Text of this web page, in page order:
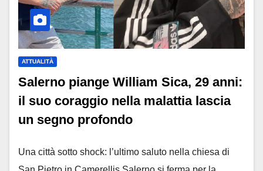
ATTUALITÀ
Salerno piange William Sica, 29 anni:
il suo coraggio nella malattia lascia
un segno profondo
Una città sotto shock: l’ultimo saluto nella chiesa di